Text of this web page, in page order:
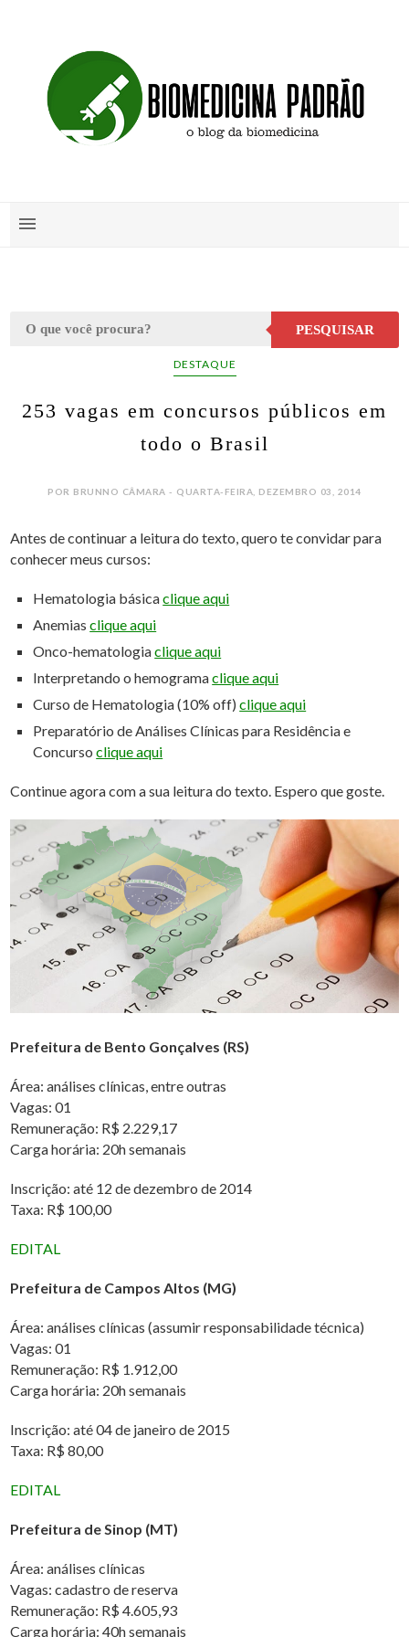
PESQUISAR
DESTAQUE
253 vagas em concursos públicos em
todo o Brasil
POR BRUNNO CÂMARA - QUARTA-FEIRA, DEZEMBRO 03, 2014
Antes de continuar a leitura do texto, quero te convidar para
conhecer meus cursos:
Hematologia básicaclique aqui
Anemiasclique aqui
Onco-hematologiaclique aqui
Interpretando o hemogramaclique aqui
Curso de Hematologia (10% off)clique aqui
Preparatório de Análises Clínicas para Residência e
Concursoclique aqui
Continue agora com a sua leitura do texto. Espero que goste.
Prefeitura de Bento Gonçalves (RS)
Área: análises clínicas, entre outras
Vagas: 01
Remuneração: R$ 2.229,17
Carga horária: 20h semanais
Inscrição: até 12 de dezembro de 2014
Taxa: R$ 100,00
EDITAL
Prefeitura de Campos Altos (MG)
Área: análises clínicas (assumir responsabilidade técnica)
Vagas: 01
Remuneração: R$ 1.912,00
Carga horária: 20h semanais
Inscrição: até 04 de janeiro de 2015
Taxa: R$ 80,00
EDITAL
Prefeitura de Sinop (MT)
Área: análises clínicas
Vagas: cadastro de reserva
Remuneração: R$ 4.605,93
Carga horária: 40h semanais